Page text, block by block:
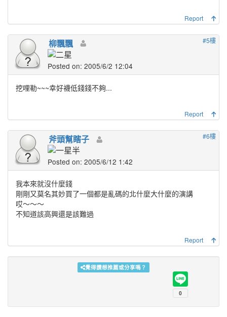
Report
#5樓
柳飄飄
Posted on: 2005/6/2 12:04
挖哩勒~~~幸好襪低錢錢不夠...
Report
#6樓
斧頭幫瞎子
Posted on: 2005/6/12 1:42
我本來就沒什麼錢
剛剛又莫名其妙買了一個都是亂碼的北什麼大什麼的演講
哎～～～
不知道該高興還是該難過
Report
覺得讚想推薦或分享嗎？